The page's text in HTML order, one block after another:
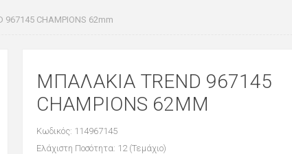
CHAMPIONS 62mm
ΜΠΑΛΑΚΙΑ TREND 967145
CHAMPIONS 62MM
Κωδικός: 114967145
Ελάχιστη Ποσότητα: 12 (Τεμάχιο)